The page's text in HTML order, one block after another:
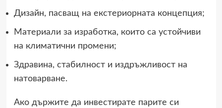
Дизайн, пасващ на екстериорната концепция;
Материали за изработка, които са устойчиви
на климатични промени;
Здравина, стабилност и издръжливост на
натоварване.
Ако държите да инвестирате парите си